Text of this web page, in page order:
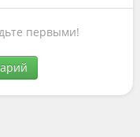
первыми!